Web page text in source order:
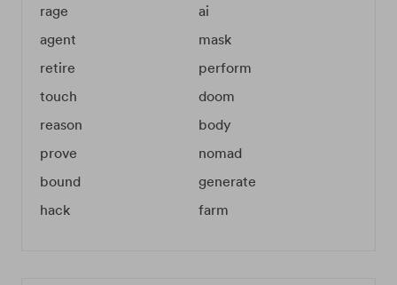
rage
ai
agent
mask
retire
perform
touch
doom
reason
body
prove
nomad
bound
generate
hack
farm